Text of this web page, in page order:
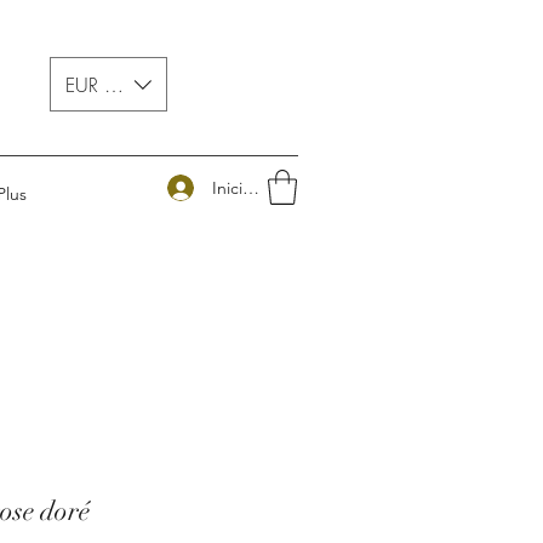
EUR (€)
Iniciar sesión
doré